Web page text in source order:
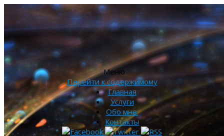
Меню
Перейти к содержимому
Главная
Услуги
Обо мне.
Контакты